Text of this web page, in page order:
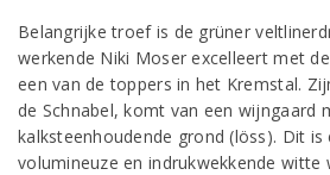
Belangrijke troef is de grüner
werkende Niki Moser excelleert met
een van de toppers in het Kremstal.
de Schnabel, komt van een wijngaard
kalksteenhoudende grond (löss). Dit is
volumineuze en indrukwekkende witte